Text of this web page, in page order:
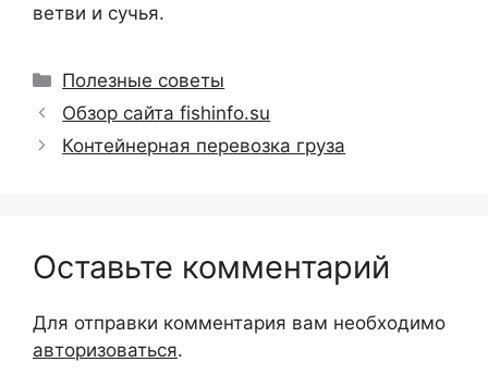
ветви и сучья.
Рубрики
Полезные советы
Обзор сайта fishinfo.su
Контейнерная перевозка груза
Оставьте комментарий
Для отправки комментария вам необходимо
авторизоваться.